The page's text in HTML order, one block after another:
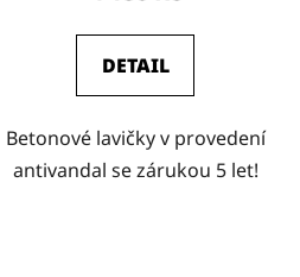
DETAIL
Betonové lavičky v provedení
antivandal se zárukou 5 let!